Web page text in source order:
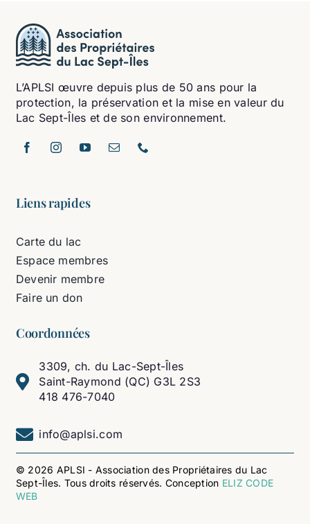
L’APLSI œuvre depuis plus de 50 ans pour la
protection, la préservation et la mise en valeur du
Lac Sept-Îles et de son environnement.
Liens rapides
Carte du lac
Espace membres
Devenir membre
Faire un don
Coordonnées
3309, ch. du Lac-Sept-Îles
Saint-Raymond (QC) G3L 2S3
418 476-7040
info@aplsi.com
© 2026 APLSI - Association des Propriétaires du Lac
Sept-Îles. Tous droits réservés. Conception ELIZ CODE
WEB